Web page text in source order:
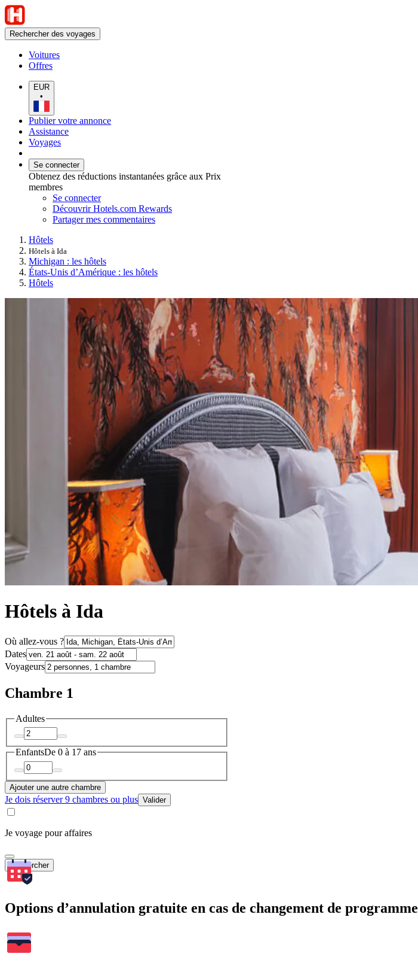
Rechercher des voyages
Voitures
Offres
EUR
•
Publier votre annonce
Assistance
Voyages
Se connecter
Obtenez des réductions instantanées grâce aux Prix
membres
Se connecter
Découvrir Hotels.com Rewards
Partager mes commentaires
Hôtels
Hôtels à Ida
Michigan : les hôtels
États-Unis d’Amérique : les hôtels
Hôtels
Hôtels à Ida
Où allez-vous ?
Dates
Voyageurs
Chambre 1
Adultes
EnfantsDe 0 à 17 ans
Ajouter une autre chambre
Je dois réserver 9 chambres ou plus Valider
Je voyage pour affaires
Rechercher
Options d’annulation gratuite en cas de changement de programme